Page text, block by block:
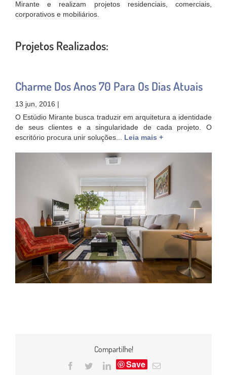
Mirante e realizam projetos residenciais, comerciais,
corporativos e mobiliários.
Projetos Realizados:
Charme Dos Anos 70 Para Os Dias Atuais
13 jun, 2016 |
O Estúdio Mirante busca traduzir em arquitetura a identidade
de seus clientes e a singularidade de cada projeto. O
escritório procura unir soluções... Leia mais +
Compartilhe!
Facebook
TwitterLinkedIn
Save
E-